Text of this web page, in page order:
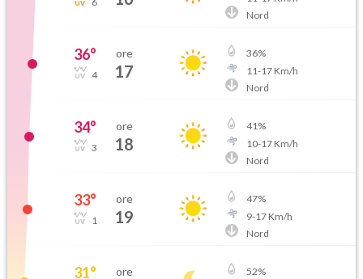
Nord
36°
4
ore
17
36%
11-17Km/h
Nord
34°
3
ore
18
41%
10-17Km/h
Nord
33°
1
ore
19
47%
9-17Km/h
Nord
31° ore 52%